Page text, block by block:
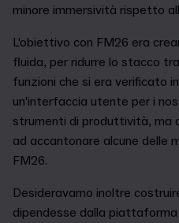
minore immersività rispetto
L'obiettivo con FM26 era
fluida, per ridurre lo stacco
funzioni che si era verificato
un'interfaccia utente per i
strumenti di produttività, ma
ad accantonare alcune delle
FM26.
Desideravamo inoltre
dipendesse dalla